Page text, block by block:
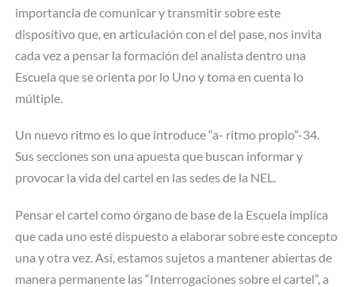
importancia de comunicar y transmitir sobre este
dispositivo que, en articulación con el del pase, nos invita
cada vez a pensar la formación del analista dentro una
Escuela que se orienta por lo Uno y toma en cuenta lo
múltiple.
Un nuevo ritmo es lo que introduce “a- ritmo propio”-34.
Sus secciones son una apuesta que buscan informar y
provocar la vida del cartel en las sedes de la NEL.
Pensar el cartel como órgano de base de la Escuela implica
que cada uno esté dispuesto a elaborar sobre este concepto
una y otra vez. Así, estamos sujetos a mantener abiertas de
manera permanente las “Interrogaciones sobre el cartel”, a